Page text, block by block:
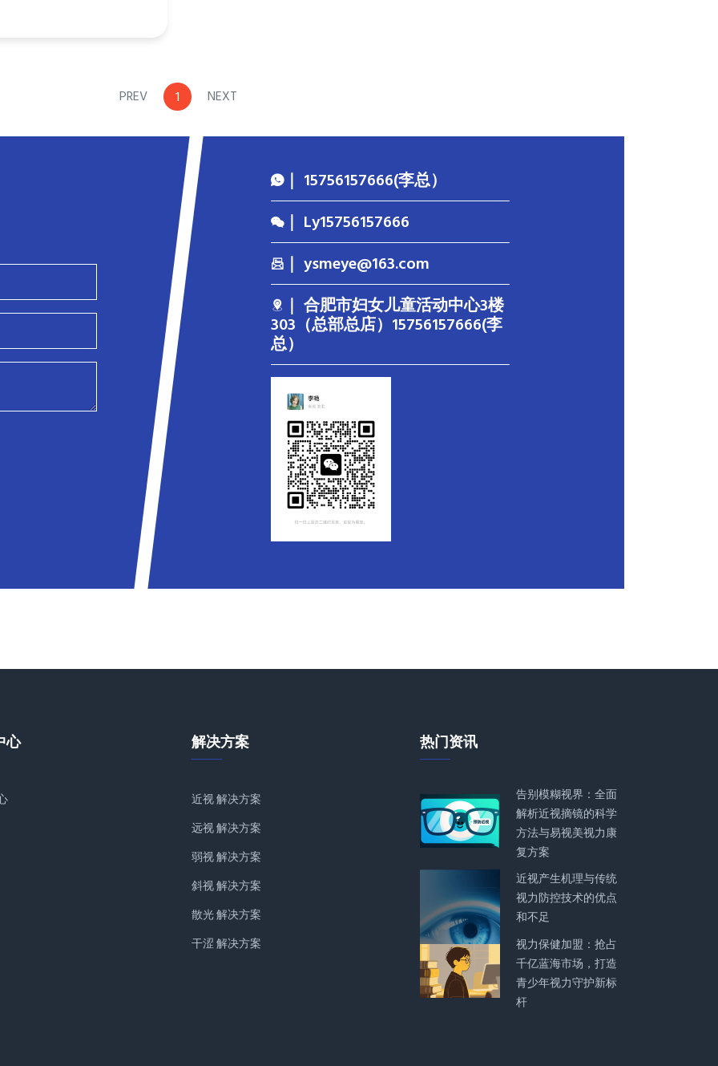
PREV 1 NEXT
｜ 15756157666(李总）
｜ Ly15756157666
｜ ysmeye@163.com
｜ 合肥市妇女儿童活动中心3楼
303（总部总店）15756157666(李
总）
心 解决方案
近视 解决方案
远视 解决方案
弱视 解决方案
斜视 解决方案
散光 解决方案
干涩 解决方案
热门资讯
告别模糊视界：全面
解析近视摘镜的科学
方法与易视美视力康
复方案
近视产生机理与传统
视力防控技术的优点
和不足
视力保健加盟：抢占
千亿蓝海市场，打造
青少年视力守护新标
杆